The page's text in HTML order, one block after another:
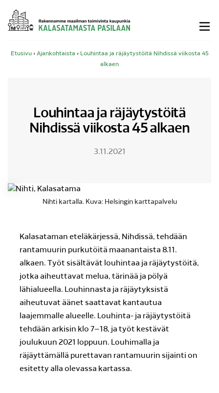
Siirry
sisältöön
Etusivu› Ajankohtaista › Louhintaa ja räjäytystöitä Nihdissä viikosta 45
alkaen
Louhintaa ja räjäytystöitä
Nihdissä viikosta 45 alkaen
3.11.2021
Nihti kartalla. Kuva: Helsingin karttapalvelu
Kalasataman eteläkärjessä, Nihdissä, tehdään
rantamuurin purkutöitä maanantaista 8.11.
alkaen. Työt sisältävät louhintaa ja räjäytystöitä,
jotka aiheuttavat melua, tärinää ja pölyä
lähialueella. Louhinnasta ja räjäytyksistä
aiheutuvat äänet saattavat kantautua
laajemmalle alueelle. Louhinta- ja räjäytystöitä
tehdään arkisin klo 7–18, ja työt kestävät
joulukuun 2021 loppuun. Louhimalla ja
räjäyttämällä purettavan rantamuurin sijainti on
esitetty alla olevassa kartassa.